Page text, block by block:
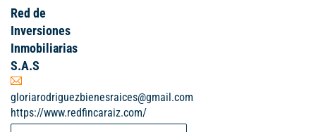
Red de
Inversiones
Inmobiliarias
S.A.S
gloriarodriguezbienesraices@gmail.com
https://www.redfincaraiz.com/